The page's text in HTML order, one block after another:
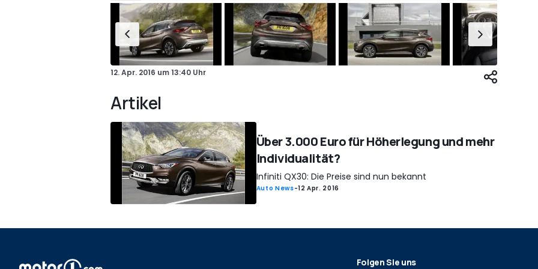
12. Apr. 2016 um13:40 Uhr
Artikel
Über 3.000 Euro für Höherlegung und mehr
Individualität?
Infiniti QX30: Die Preise sind nun bekannt
Auto News-12 Apr. 2016
Folgen Sie uns